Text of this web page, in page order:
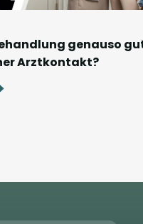
genauso
Arztkontakt?